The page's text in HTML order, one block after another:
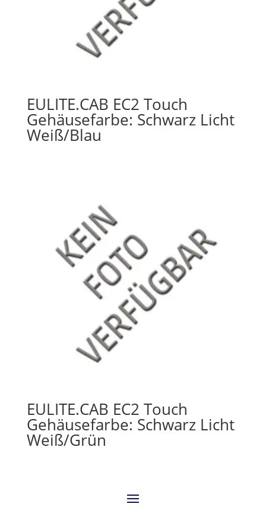
EULITE.CAB EC2 Touch
Gehäusefarbe: Schwarz Licht
Weiß/Blau
EULITE.CAB EC2 Touch
Gehäusefarbe: Schwarz Licht
Weiß/Grün